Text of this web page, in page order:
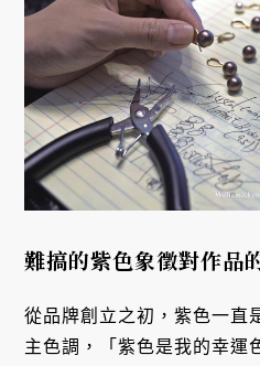
難搞的紫色象徵對作品
從品牌創立之初，紫色一直
主色調，「紫色是我的幸運